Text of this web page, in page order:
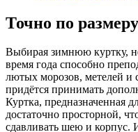
Точно по размеру
Выбирая зимнюю куртку,
время года способно
лютых морозов, метелей и
придётся принимать
Куртка, предназначенная
достаточно просторной,
сдавливать шею и корпус.